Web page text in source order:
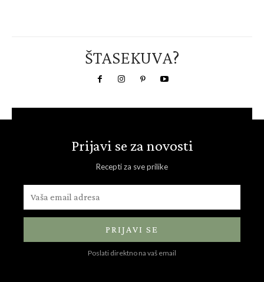
ŠTASEKUVA?
Prijavi se za novosti
Recepti za sve prilike
PRIJAVI SE
Poslati direktno na vaš email